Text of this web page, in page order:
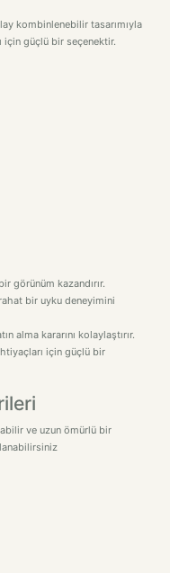
kombinlenebilir tasarımıyla
için güçlü bir seçenektir.
görünüm kazandırır.
bir uyku deneyimini
alma kararını kolaylaştırır.
için güçlü bir
ve uzun ömürlü bir